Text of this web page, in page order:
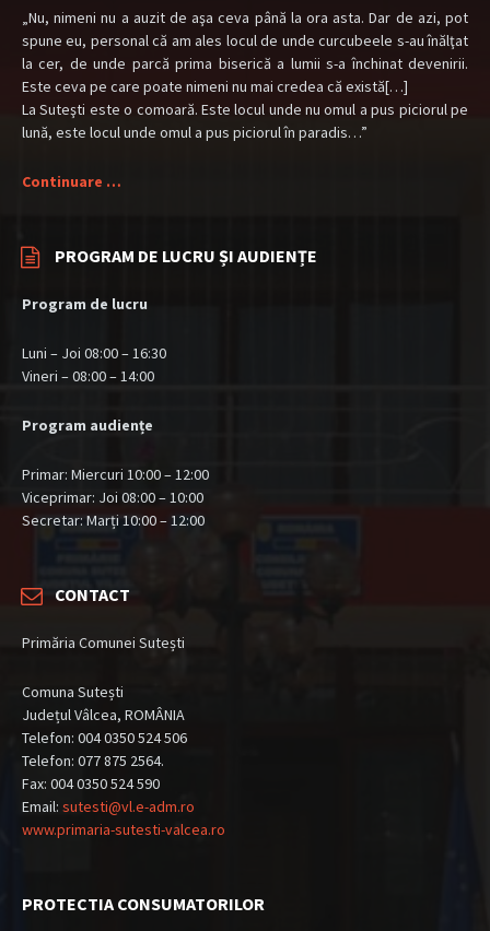
„Nu, nimeni nu a auzit de aşa ceva până la ora asta. Dar de azi, pot
spune eu, personal că am ales locul de unde curcubeele s-au înălţat
la cer, de unde parcă prima biserică a lumii s-a închinat devenirii.
Este ceva pe care poate nimeni nu mai credea că există[…]
La Suteşti este o comoară. Este locul unde nu omul a pus piciorul pe
lună, este locul unde omul a pus piciorul în paradis…”
Continuare …
PROGRAM DE LUCRU ȘI AUDIENȚE
Program de lucru
Luni – Joi 08:00 – 16:30
Vineri – 08:00 – 14:00
Program audiențe
Primar: Miercuri 10:00 – 12:00
Viceprimar: Joi 08:00 – 10:00
Secretar: Marți 10:00 – 12:00
CONTACT
Primăria Comunei Sutești
Comuna Sutești
Județul Vâlcea, ROMÂNIA
Telefon: 004 0350 524 506
Telefon: 077 875 2564.
Fax: 004 0350 524 590
Email: sutesti@vl.e-adm.ro
www.primaria-sutesti-valcea.ro
PROTECTIA CONSUMATORILOR